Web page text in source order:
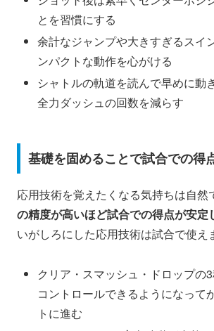
とを習慣にする
余計なジャンプや大きすぎるスイ
ンパクトな動作を心がける
シャトルの軌道を読んで早めに動
全力ダッシュの回数を減らす
基礎を固めることで試合での得
応用技術を覚えたくなる気持ちは自然
の精度が高いほど試合での得点が安定
いがしろにした応用技術は試合で使え
クリア・スマッシュ・ドロップの
コントロールできるようになって
トに進む